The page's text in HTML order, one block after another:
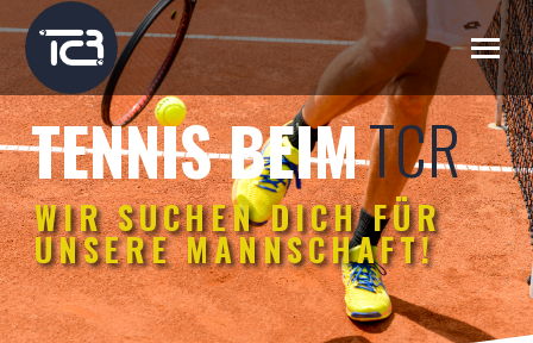
TENNIS BEIM
WIR SUCHEN DICH FÜR
UNSERE MANNSCHAFT!
TCR